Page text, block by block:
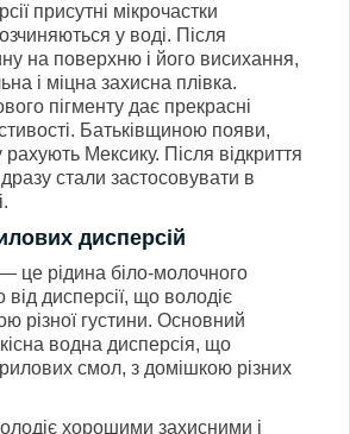
присутні мікрочастки
у воді. Після
на поверхню і його висихання,
і міцна захисна плівка.
пігменту дає прекрасні
Батьківщиною появи,
рахують Мексику. Після відкриття
стали застосовувати в
дисперсій
це рідина біло-молочного
від дисперсії, що володіє
різної густини. Основний
водна дисперсія, що
смол, з домішкою різних
хорошими захисними і